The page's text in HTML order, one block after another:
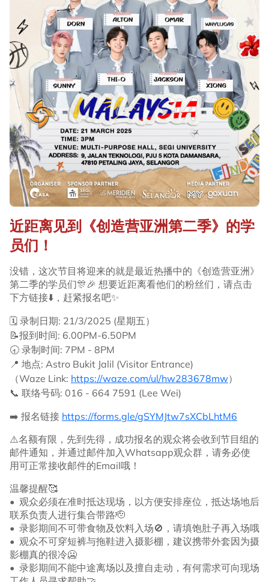
近距离见到《创造营亚洲第二季》的学
员们！
没错，这次节目将迎来的就是最近热播中的《创造营亚洲》
第二季的学员们🎊🎉 想要近距离看他们的粉丝们，请点击
下方链接⬇️，赶紧报名吧✨
🗓 录制日期: 21/3/2025 (星期五）
📝报到时间: 6.00PM-6.50PM
🕣 录制时间: 7PM - 8PM
📍 地点: Astro Bukit Jalil (Visitor Entrance)
（Waze Link: https://waze.com/ul/hw283678mw）
📞 联络号码: 016 - 664 7591 (Lee Wei)
➡️ 报名链接 https://forms.gle/gSYMJtw7sXCbLhtM6
⚠️名额有限，先到先得，成功报名的观众将会收到节目组的
邮件通知，并通过邮件加入Whatsapp观众群，请务必使
用可正常接收邮件的Email哦！
温馨提醒🥰
•⁠ ⁠观众必须在准时抵达现场，以方便安排座位，抵达场地后
联系负责人进行集合带路🫡
•⁠ ⁠录影期间不可带食物及饮料入场🚫，请填饱肚子再入场哦
•⁠ ⁠观众不可穿短裤与拖鞋进入摄影棚，建议携带外套因为摄
影棚真的很冷🥶
•⁠ ⁠录影期间不能中途离场以及擅自走动，有何需求可向现场